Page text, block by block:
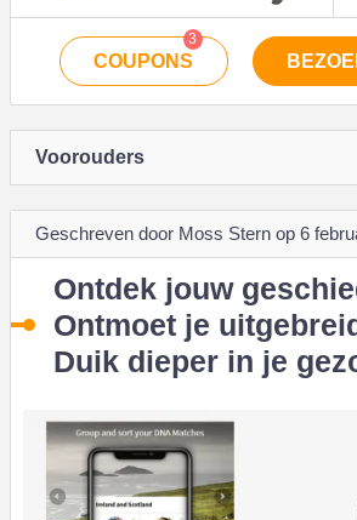
3
COUPONS
Voorouders
Geschreven door Moss Stern op 6
Ontdek jouw
Ontmoet je
Duik dieper in je